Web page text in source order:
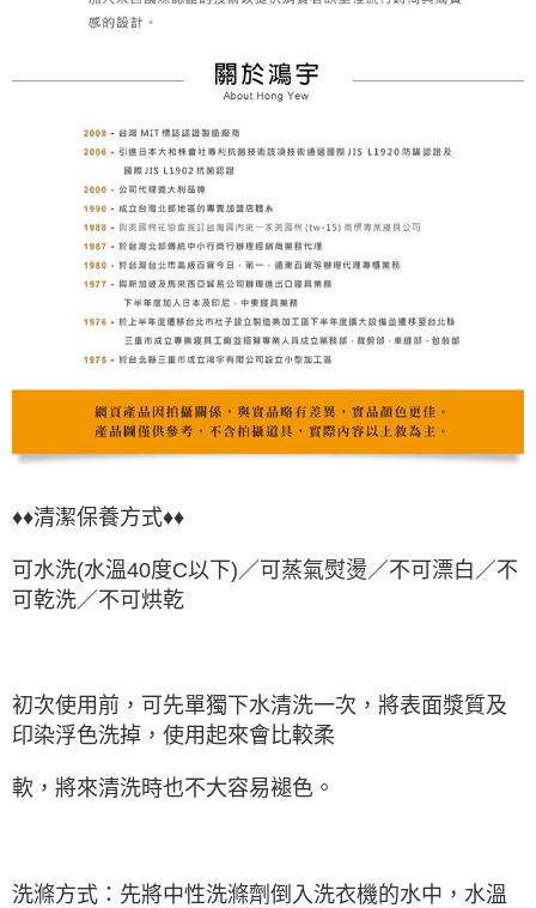
♦♦清潔保養方式♦♦
可水洗(水溫40度C以下)／可蒸氣熨燙／不可漂白／不
可乾洗／不可烘乾
初次使用前，可先單獨下水清洗一次，將表面漿質及
印染浮色洗掉，使用起來會比較柔
軟，將來清洗時也不大容易褪色。
洗滌方式：先將中性洗滌劑倒入洗衣機的水中，水溫